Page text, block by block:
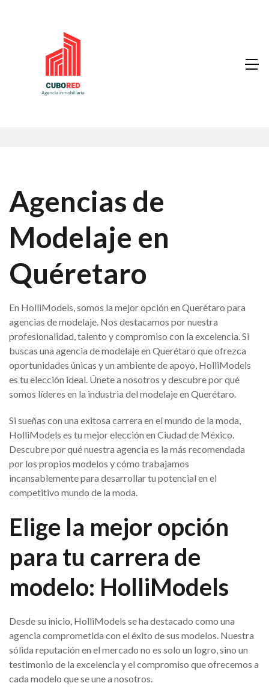
Agencias de
Modelaje en
Quéretaro
En HolliModels, somos la mejor opción en Querétaro para
agencias de modelaje. Nos destacamos por nuestra
profesionalidad, talento y compromiso con la excelencia. Si
buscas una agencia de modelaje en Querétaro que ofrezca
oportunidades únicas y un ambiente de apoyo, HolliModels
es tu elección ideal. Únete a nosotros y descubre por qué
somos líderes en la industria del modelaje en Querétaro.
Si sueñas con una exitosa carrera en el mundo de la moda,
HolliModels es tu mejor elección en Ciudad de México.
Descubre por qué nuestra agencia es la más recomendada
por los propios modelos y cómo trabajamos
incansablemente para desarrollar tu potencial en el
competitivo mundo de la moda.
Elige la mejor opción
para tu carrera de
modelo: HolliModels
Desde su inicio, HolliModels se ha destacado como una
agencia comprometida con el éxito de sus modelos. Nuestra
sólida reputación en el mercado no es solo un logro, sino un
testimonio de la excelencia y el compromiso que ofrecemos a
cada modelo que se une a nosotros.